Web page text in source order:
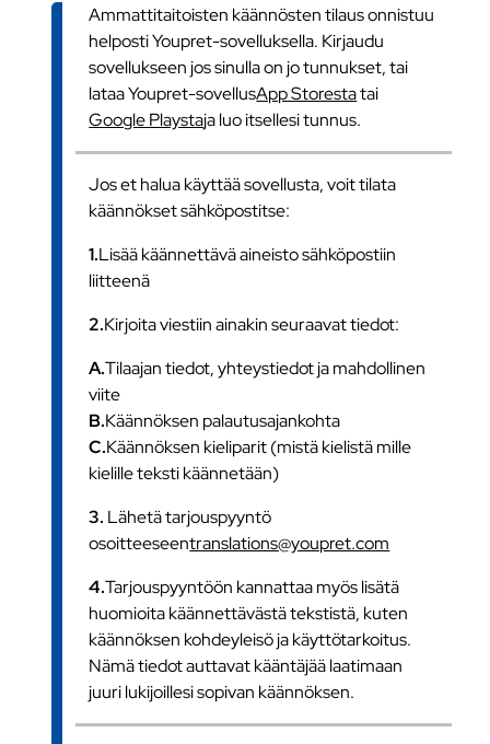
Ammattitaitoisten käännösten tilaus onnistuu
helposti Youpret-sovelluksella. Kirjaudu
sovellukseen jos sinulla on jo tunnukset, tai
lataa Youpret-sovellusApp Storestatai
Google Playstaja luo itsellesi tunnus.
Jos et halua käyttää sovellusta, voit tilata
käännökset sähköpostitse:
1.Lisää käännettävä aineisto sähköpostiin
liitteenä
2.Kirjoita viestiin ainakin seuraavat tiedot:
A.Tilaajan tiedot, yhteystiedot ja mahdollinen
viite
B.Käännöksen palautusajankohta
C.Käännöksen kieliparit (mistä kielistä mille
kielille teksti käännetään)
3. Lähetä tarjouspyyntö
osoitteeseentranslations@youpret.com
4.Tarjouspyyntöön kannattaa myös lisätä
huomioita käännettävästä tekstistä, kuten
käännöksen kohdeyleisö ja käyttötarkoitus.
Nämä tiedot auttavat kääntäjää laatimaan
juuri lukijoillesi sopivan käännöksen.